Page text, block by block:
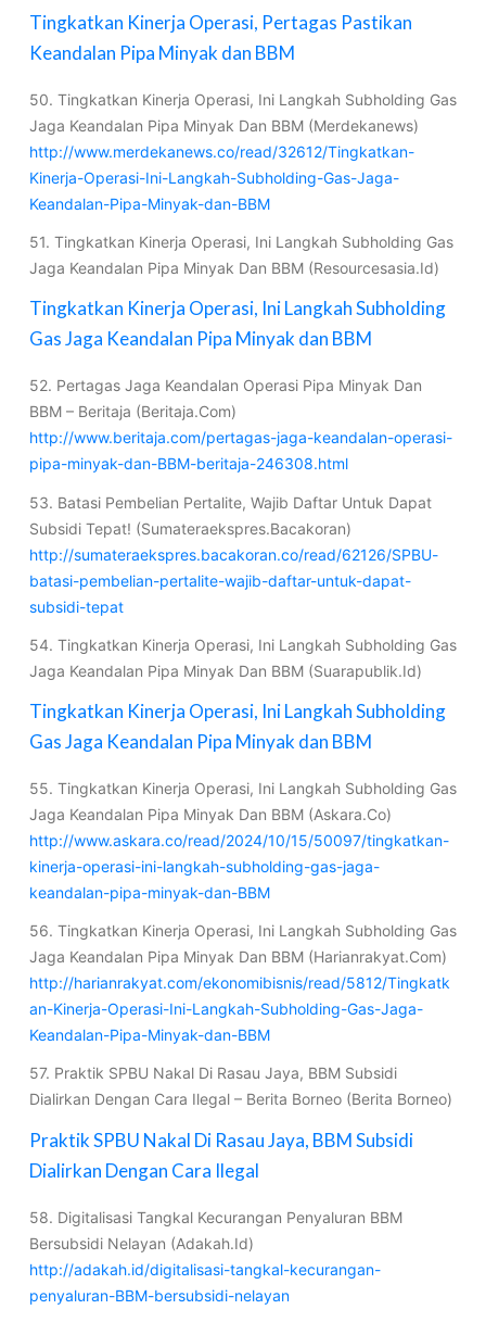
Tingkatkan Kinerja Operasi, Pertagas Pastikan
Keandalan Pipa Minyak dan BBM
50. Tingkatkan Kinerja Operasi, Ini Langkah Subholding Gas
Jaga Keandalan Pipa Minyak Dan BBM (Merdekanews)
http://www.merdekanews.co/read/32612/Tingkatkan-
Kinerja-Operasi-Ini-Langkah-Subholding-Gas-Jaga-
Keandalan-Pipa-Minyak-dan-BBM
51. Tingkatkan Kinerja Operasi, Ini Langkah Subholding Gas
Jaga Keandalan Pipa Minyak Dan BBM (Resourcesasia.Id)
Tingkatkan Kinerja Operasi, Ini Langkah Subholding
Gas Jaga Keandalan Pipa Minyak dan BBM
52. Pertagas Jaga Keandalan Operasi Pipa Minyak Dan
BBM – Beritaja (Beritaja.Com)
http://www.beritaja.com/pertagas-jaga-keandalan-operasi-
pipa-minyak-dan-BBM-beritaja-246308.html
53. Batasi Pembelian Pertalite, Wajib Daftar Untuk Dapat
Subsidi Tepat! (Sumateraekspres.Bacakoran)
http://sumateraekspres.bacakoran.co/read/62126/SPBU-
batasi-pembelian-pertalite-wajib-daftar-untuk-dapat-
subsidi-tepat
54. Tingkatkan Kinerja Operasi, Ini Langkah Subholding Gas
Jaga Keandalan Pipa Minyak Dan BBM (Suarapublik.Id)
Tingkatkan Kinerja Operasi, Ini Langkah Subholding
Gas Jaga Keandalan Pipa Minyak dan BBM
55. Tingkatkan Kinerja Operasi, Ini Langkah Subholding Gas
Jaga Keandalan Pipa Minyak Dan BBM (Askara.Co)
http://www.askara.co/read/2024/10/15/50097/tingkatkan-
kinerja-operasi-ini-langkah-subholding-gas-jaga-
keandalan-pipa-minyak-dan-BBM
56. Tingkatkan Kinerja Operasi, Ini Langkah Subholding Gas
Jaga Keandalan Pipa Minyak Dan BBM (Harianrakyat.Com)
http://harianrakyat.com/ekonomibisnis/read/5812/Tingkatk
an-Kinerja-Operasi-Ini-Langkah-Subholding-Gas-Jaga-
Keandalan-Pipa-Minyak-dan-BBM
57. Praktik SPBU Nakal Di Rasau Jaya, BBM Subsidi
Dialirkan Dengan Cara Ilegal – Berita Borneo (Berita Borneo)
Praktik SPBU Nakal Di Rasau Jaya, BBM Subsidi
Dialirkan Dengan Cara Ilegal
58. Digitalisasi Tangkal Kecurangan Penyaluran BBM
Bersubsidi Nelayan (Adakah.Id)
http://adakah.id/digitalisasi-tangkal-kecurangan-
penyaluran-BBM-bersubsidi-nelayan